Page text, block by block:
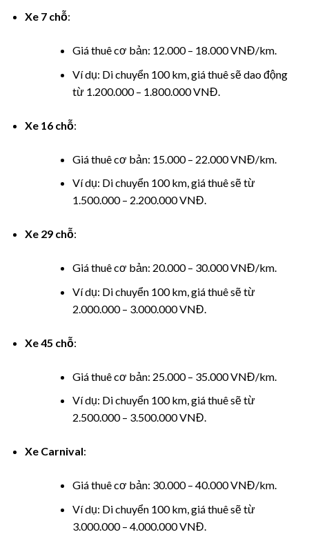
Xe 7 chỗ:
Giá thuê cơ bản: 12.000 – 18.000 VNĐ/km.
Ví dụ: Di chuyển 100 km, giá thuê sẽ dao động
từ 1.200.000 – 1.800.000 VNĐ.
Xe 16 chỗ:
Giá thuê cơ bản: 15.000 – 22.000 VNĐ/km.
Ví dụ: Di chuyển 100 km, giá thuê sẽ từ
1.500.000 – 2.200.000 VNĐ.
Xe 29 chỗ:
Giá thuê cơ bản: 20.000 – 30.000 VNĐ/km.
Ví dụ: Di chuyển 100 km, giá thuê sẽ từ
2.000.000 – 3.000.000 VNĐ.
Xe 45 chỗ:
Giá thuê cơ bản: 25.000 – 35.000 VNĐ/km.
Ví dụ: Di chuyển 100 km, giá thuê sẽ từ
2.500.000 – 3.500.000 VNĐ.
Xe Carnival:
Giá thuê cơ bản: 30.000 – 40.000 VNĐ/km.
Ví dụ: Di chuyển 100 km, giá thuê sẽ từ
3.000.000 – 4.000.000 VNĐ.